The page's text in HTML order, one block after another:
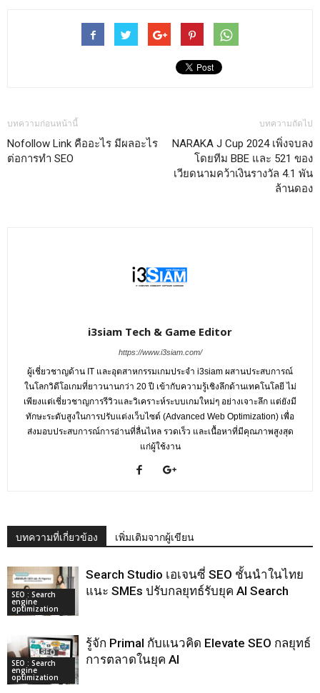
บทความก่อนหน้านี้
Nofollow Link คืออะไร มีผลอะไร
ต่อการทำ SEO
บทความถัดไป
NARAKA J Cup 2024 เพิ่งจบลง
โดยทีม BBE และ 521 ของ
เวียดนามคว้าเงินรางวัล 4.1 พัน
ล้านดอง
i3siam Tech & Game Editor
https://www.i3siam.com/
ผู้เชี่ยวชาญด้าน IT และอุตสาหกรรมเกมประจำ i3siam ผสานประสบการณ์
ในโลกวิดีโอเกมที่ยาวนานกว่า 20 ปี เข้ากับความรู้เชิงลึกด้านเทคโนโลยี ไม่
เพียงแต่เชี่ยวชาญการรีวิวและวิเคราะห์ระบบเกมใหม่ๆ อย่างเจาะลึก แต่ยังมี
ทักษะระดับสูงในการปรับแต่งเว็บไซต์ (Advanced Web Optimization) เพื่อ
ส่งมอบประสบการณ์การอ่านที่ลื่นไหล รวดเร็ว และเนื้อหาที่มีคุณภาพสูงสุด
แก่ผู้ใช้งาน
บทความที่เกี่ยวข้อง เพิ่มเติมจากผู้เขียน
SEO : Search
engine
optimization
Search Studio เอเจนซี่ SEO ชั้นนําในไทย
แนะ SMEs ปรับกลยุทธ์รับยุค AI Search
SEO : Search
engine
optimization
รู้จัก Primal กับแนวคิด Elevate SEO กลยุทธ์
การตลาดในยุค AI